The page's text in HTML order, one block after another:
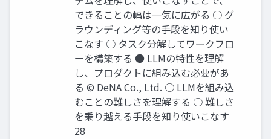
できることの幅は一気に広がる ○ グ
ラウンディング等の手段を知り使い
こなす ○ タスク分解してワークフロ
ーを構築する ● LLMの特性を理解
し、プロダクトに組み込む必要があ
る © DeNA Co., Ltd. ○ LLMを組み込
むことの難しさを理解する ○ 難しさ
を乗り越える手段を知り使いこなす
28